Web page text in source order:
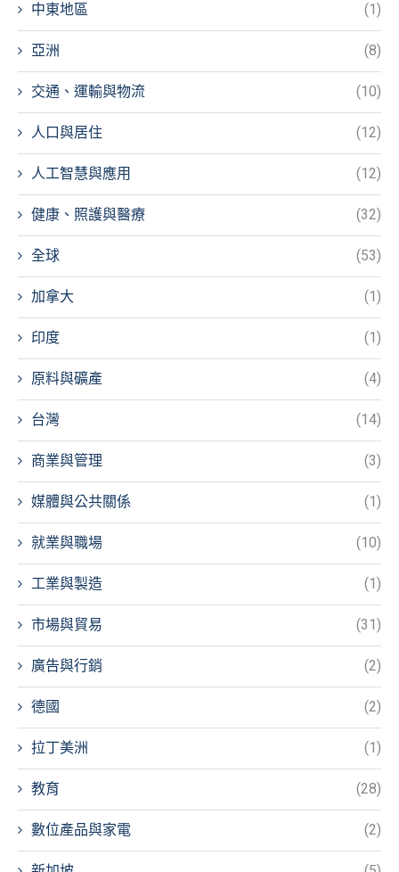
中東地區 (1)
亞洲 (8)
交通、運輸與物流 (10)
人口與居住 (12)
人工智慧與應用 (12)
健康、照護與醫療 (32)
全球 (53)
加拿大 (1)
印度 (1)
原料與礦產 (4)
台灣 (14)
商業與管理 (3)
媒體與公共關係 (1)
就業與職場 (10)
工業與製造 (1)
市場與貿易 (31)
廣告與行銷 (2)
德國 (2)
拉丁美洲 (1)
教育 (28)
數位產品與家電 (2)